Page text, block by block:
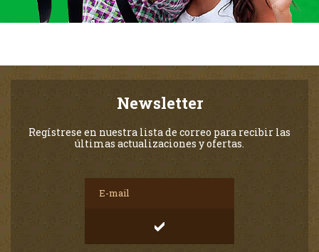
Newsletter
Regístrese en nuestra lista de correo para recibir las
últimas actualizaciones y ofertas.